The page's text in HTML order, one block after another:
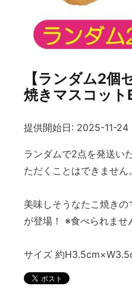
【ランダム2個
焼きマスコット
提供開始日: 2025-11-
ランダムで2点を発送い
ただくことはできません。
美味しそうなたこ焼き
が登場！ ※食べられませ
サイズ 約